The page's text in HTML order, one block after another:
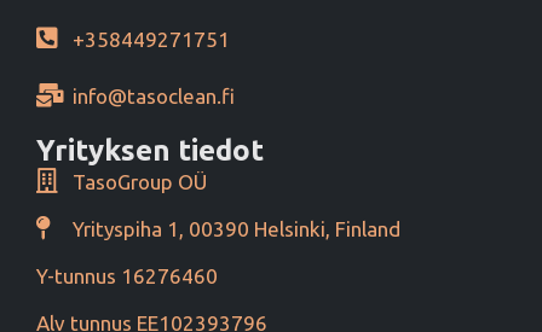
+358449271751
info@tasoclean.fi
Yrityksen tiedot
TasoGroup OÜ
Yrityspiha 1, 00390 Helsinki, Finland
Y-tunnus 16276460
Alv tunnus EE102393796